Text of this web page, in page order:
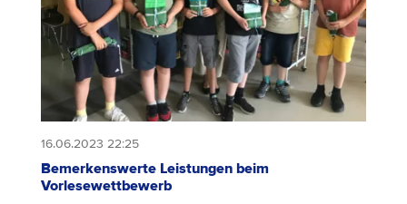
16.06.2023 22:25
Bemerkenswerte Leistungen beim
Vorlesewettbewerb